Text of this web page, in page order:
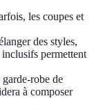
les coupes et
des styles,
permettent
robe de
à composer